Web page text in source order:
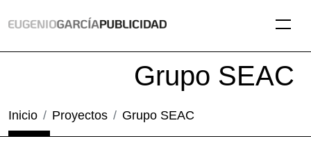
Grupo SEAC
Inicio Proyectos Grupo SEAC